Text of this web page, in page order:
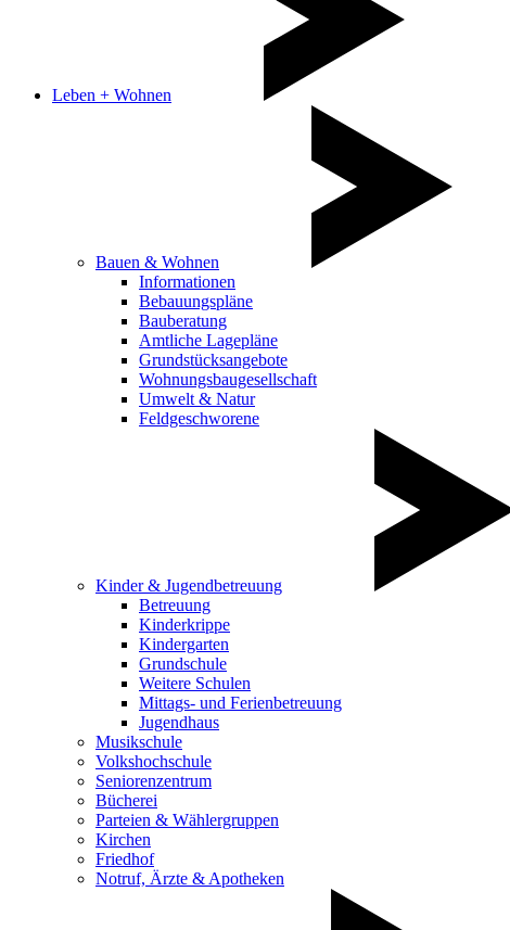
Leben + Wohnen
Bauen & Wohnen
Informationen
Bebauungspläne
Bauberatung
Amtliche Lagepläne
Grundstücksangebote
Wohnungsbaugesellschaft
Umwelt & Natur
Feldgeschworene
Kinder & Jugendbetreuung
Betreuung
Kinderkrippe
Kindergarten
Grundschule
Weitere Schulen
Mittags- und Ferienbetreuung
Jugendhaus
Musikschule
Volkshochschule
Seniorenzentrum
Bücherei
Parteien & Wählergruppen
Kirchen
Friedhof
Notruf, Ärzte & Apotheken